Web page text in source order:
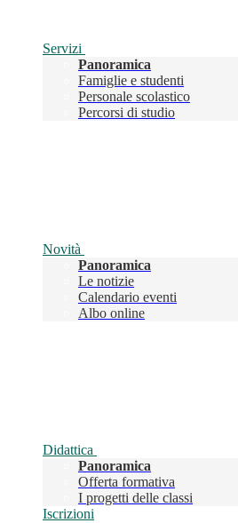
Servizi
Panoramica
Famiglie e studenti
Personale scolastico
Percorsi di studio
Novità
Panoramica
Le notizie
Calendario eventi
Albo online
Didattica
Panoramica
Offerta formativa
I progetti delle classi
Iscrizioni